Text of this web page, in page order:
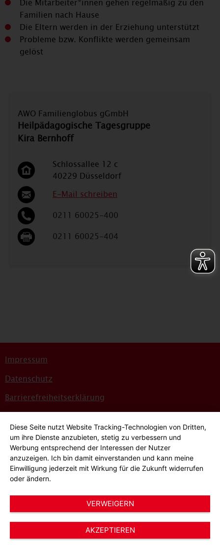
Die Mitarbeiter*innen gehen regelmäßig zu den
Familien nach Hause
Die Eltern werden in der Erziehung unterstützt
Probleme bzw. Konflikte werden gemeinsam
gelöst
AWO Familienglobus gGmbH
Heilpädagogische Tagesgruppe
Kira Bernhoff
Schlossallee 12 c
40229 Düsseldorf
E-Mail schreiben
0211 60025-400
0211 60025-404
Impressum
Datenschutz
Barrierefreiheitserklärung
Bildnachweise
Hinweisgeber*innensystem
Cookie-Einstellungen
Diese Seite nutzt Website Tracking-Technologien von Dritten,
um ihre Dienste anzubieten, stetig zu verbessern und
Werbung entsprechend der Interessen der Nutzer
anzuzeigen. Ich bin damit einverstanden und kann meine
Einwilligung jederzeit mit Wirkung für die Zukunft widerrufen
oder ändern.
VERWEIGERN
AKZEPTIEREN